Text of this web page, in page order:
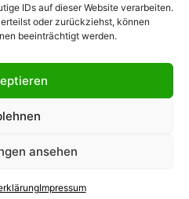
IDs auf dieser Website verarbeiten.
oder zurückziehst, können
beeinträchtigt werden.
ansehen
Impressum